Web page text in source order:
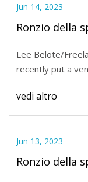
Jun 14, 2023
Ronzio della
Lee Belote/
recently put a
vedi altro
Jun 13, 2023
Ronzio della